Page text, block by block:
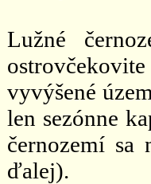
Lužné
vyvýšené
len sezónne
černozemí sa
ďalej).